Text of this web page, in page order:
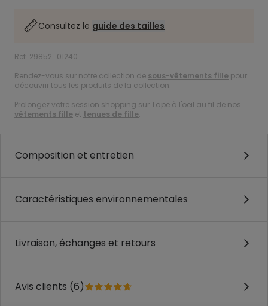
Consultez le guide des tailles
Ref. 29852_01240
Rendez-vous sur notre collection de sous-vêtements fille pour
découvrir tous les produits de la collection.
Prolongez votre session shopping sur Tape à l'oeil au fil de nos
vêtements fille et tenues de fille.
Composition et entretien
Caractéristiques environnementales
Livraison, échanges et retours
Avis clients (6)